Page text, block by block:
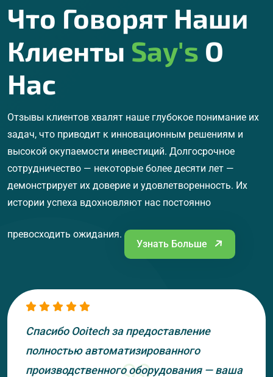
Что Говорят Наши
Клиенты Say's О
Нас
Отзывы клиентов хвалят наше глубокое понимание их
задач, что приводит к инновационным решениям и
высокой окупаемости инвестиций. Долгосрочное
сотрудничество — некоторые более десяти лет —
демонстрирует их доверие и удовлетворенность. Их
истории успеха вдохновляют нас постоянно
превосходить ожидания.
Узнать Больше
Спасибо Ooitech за предоставление
полностью автоматизированного
производственного оборудования — ваша